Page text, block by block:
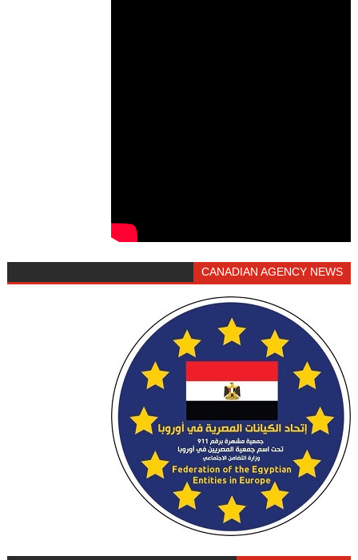
CANADIAN AGENCY NEWS